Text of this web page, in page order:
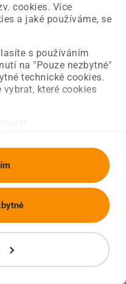
cookies. Více
a jaké používáme, se
s používáním
na "Pouze nezbytné"
technické cookies.
které cookies
a už ji opravujeme.
stránku.
Úvodní strana